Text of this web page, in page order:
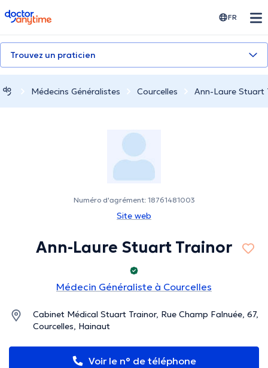
doctoranytime FR
Trouvez un praticien
Médecins Généralistes Courcelles Ann-Laure Stuart
Numéro d'agrément: 18761481003
Site web
Ann-Laure Stuart Trainor
Médecin Généraliste à Courcelles
Cabinet Médical Stuart Trainor, Rue Champ Falnuée, 67,
Courcelles, Hainaut
Voir le n° de téléphone